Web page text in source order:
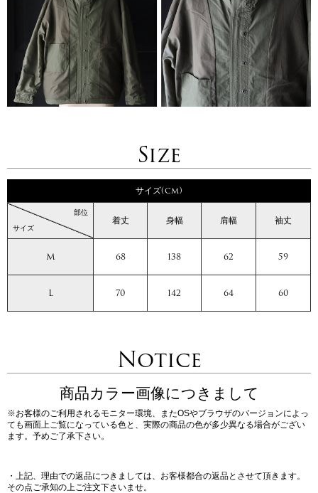
Size
サイズ(cm)
サイズ
部位
着丈 身幅 肩幅 袖丈
M 68 138 62 59
L 70 142 64 60
Notice
商品カラー画像につきまして
※お客様のご利用されるモニター環境、またOSやブラウザのバージョンによっ
ても画面上ご覧になっている色と、実際の商品の色が多少異なる場合がござい
ます。予めご了承下さい。
・上記、理由での返品につきましては、お客様都合の返品とさせて頂きます。
その点ご承知の上ご注文下さいませ。